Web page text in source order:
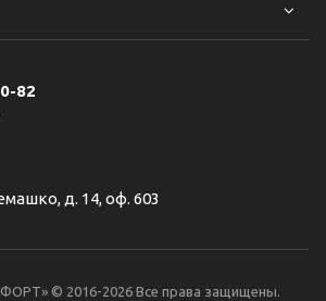
82
д. 14, оф. 603
© 2016-2026 Все права защищены.